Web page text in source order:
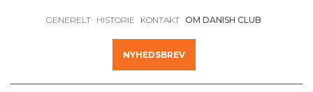
GENERELT HISTORIE KONTAKT OM DANISH CLUB
NYHEDSBREV